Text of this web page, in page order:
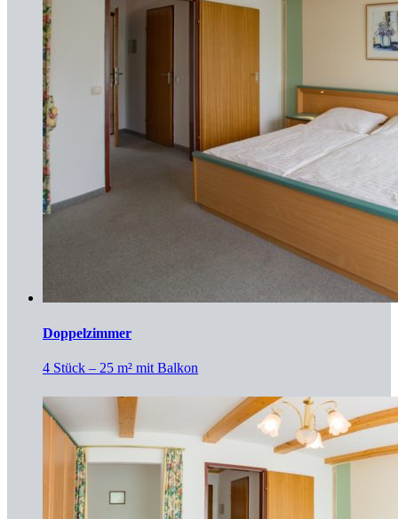
Doppelzimmer
4 Stück – 25 m² mit Balkon